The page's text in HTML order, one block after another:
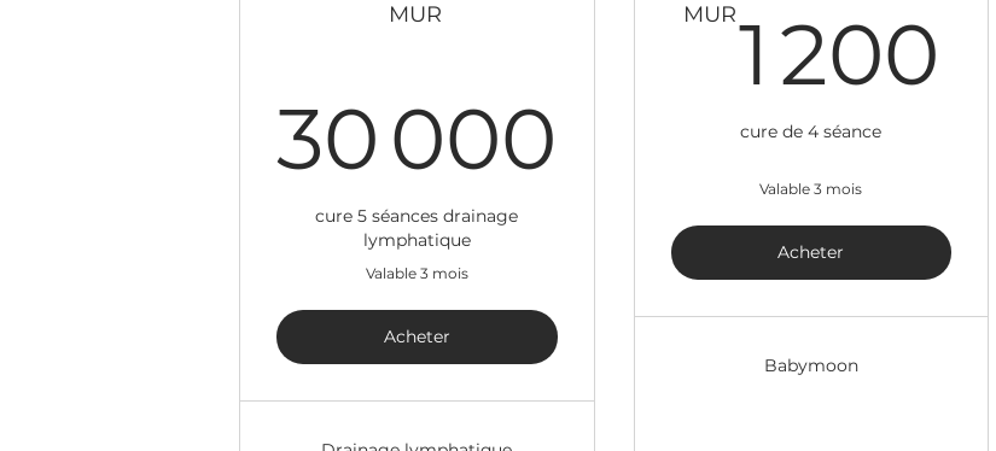
MUR
30 000 30 000MUR
cure 5 séances drainage
lymphatique
Valable 3 mois
Acheter
MUR1 200
cure de 4 séance
Valable 3 mois
Acheter
Babymoon